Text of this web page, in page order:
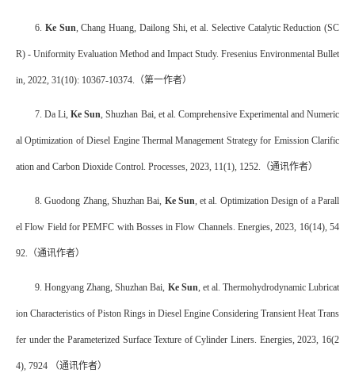
6. Ke Sun, Chang Huang, Dailong Shi, et al. Selective Catalytic Reduction (SC
R) - Uniformity Evaluation Method and Impact Study. Fresenius Environmental Bullet
in, 2022, 31(10): 10367-10374. （第一作者）
7. Da Li,Ke Sun, Shuzhan Bai, et al. Comprehensive Experimental and Numeric
al Optimization of Diesel Engine Thermal Management Strategy for Emission Clarific
ation and Carbon Dioxide Control. Processes, 2023, 11(1), 1252. （通讯作者）
8. Guodong Zhang, Shuzhan Bai, Ke Sun, et al. Optimization Design of a Parall
el Flow Field for PEMFC with Bosses in Flow Channels. Energies, 2023, 16(14), 54
92. （通讯作者）
9. Hongyang Zhang, Shuzhan Bai, Ke Sun, et al. Thermohydrodynamic Lubricat
ion Characteristics of Piston Rings in Diesel Engine Considering Transient Heat Trans
fer under the Parameterized Surface Texture of Cylinder Liners. Energies, 2023, 16(2
4), 7924 （通讯作者）